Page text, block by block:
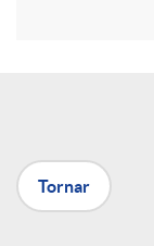
XTornar